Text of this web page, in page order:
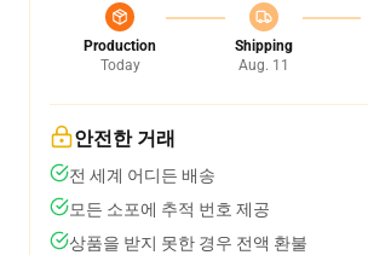
Production
Today
Shipping
Aug. 11
안전한 거래
전 세계 어디든 배송
모든 소포에 추적 번호 제공
상품을 받지 못한 경우 전액 환불